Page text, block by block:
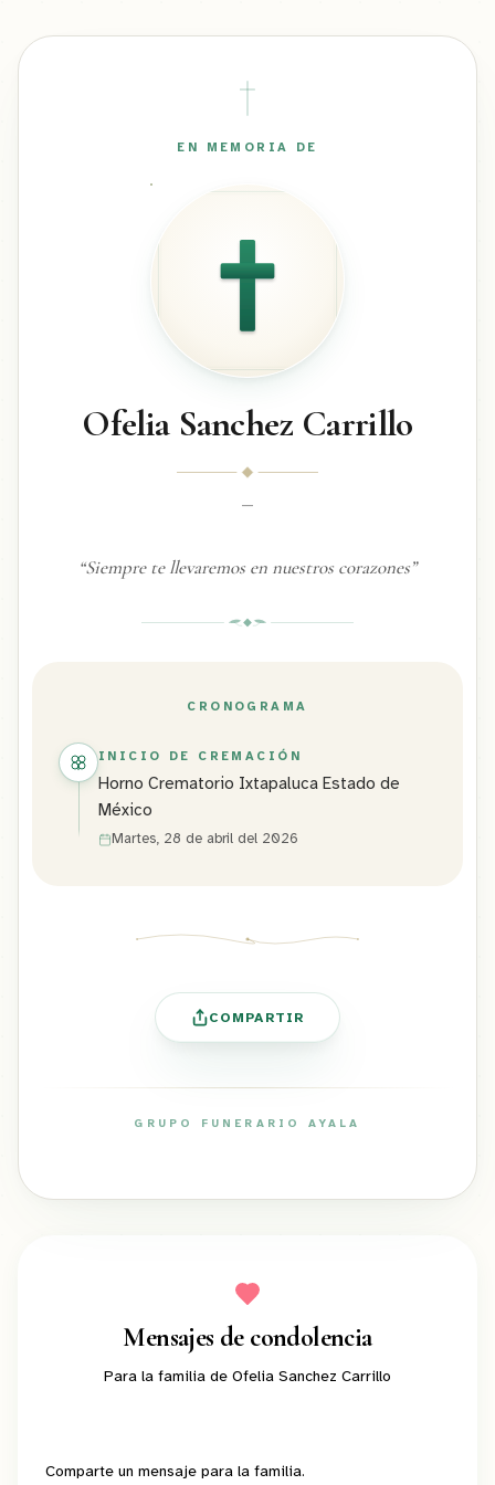
EN MEMORIA DE
Ofelia Sanchez Carrillo
—
“Siempre te llevaremos en nuestros corazones”
CRONOGRAMA
INICIO DE CREMACIÓN
Horno Crematorio Ixtapaluca Estado de
México
Martes, 28 de abril del 2026
COMPARTIR
GRUPO FUNERARIO AYALA
Mensajes de condolencia
Para la familia de Ofelia Sanchez Carrillo
Comparte un mensaje para la familia.